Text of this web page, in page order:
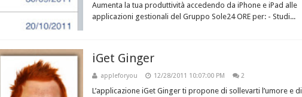
Aumenta la tua produttività accedendo da iPhone e iPad alle
applicazioni gestionali del Gruppo Sole24 ORE per: - Studi...
iGet Ginger
appleforyou 12/28/2011 10:07:00 PM 2
L’applicazione iGet Ginger ti propone di sollevarti l’umore e di